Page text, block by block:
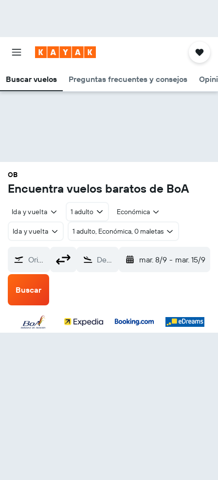
Buscar vuelos Preguntas frecuentes y consejos
OB
Encuentra vuelos baratos de BoA
Ida y vuelta 1 adulto Económica
Ida y vuelta 1 adulto, Económica, 0 maletas
Origen Destino mar. 8/9 - mar. 15/9
Buscar